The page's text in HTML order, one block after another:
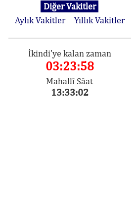
Diğer Vakitler
Aylık Vakitler
Yıllık Vakitler
İkindi'ye kalan zaman
03:23:58
Mahallî Sâat
13:33:02